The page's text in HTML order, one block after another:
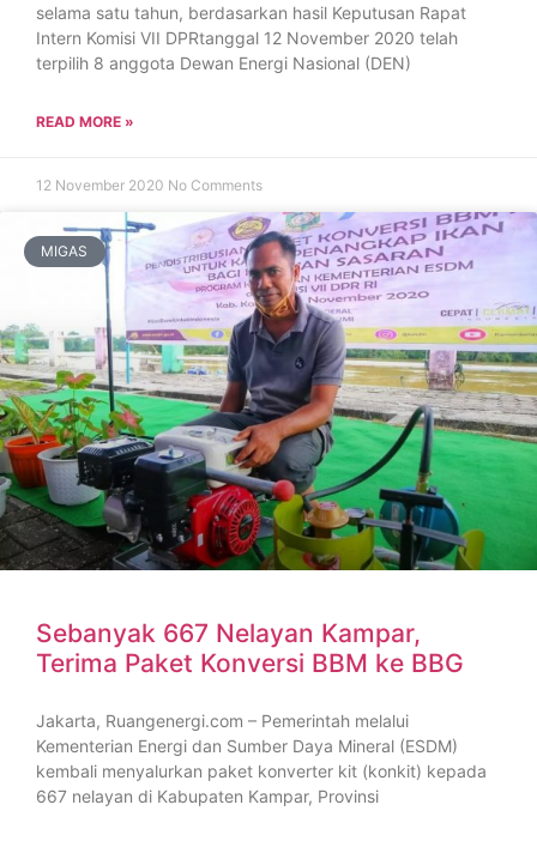
selama satu tahun, berdasarkan hasil Keputusan Rapat
Intern Komisi VII DPRtanggal 12 November 2020 telah
terpilih 8 anggota Dewan Energi Nasional (DEN)
READ MORE »
12 November 2020 No Comments
MIGAS
Sebanyak 667 Nelayan Kampar,
Terima Paket Konversi BBM ke BBG
Jakarta, Ruangenergi.com – Pemerintah melalui
Kementerian Energi dan Sumber Daya Mineral (ESDM)
kembali menyalurkan paket konverter kit (konkit) kepada
667 nelayan di Kabupaten Kampar, Provinsi